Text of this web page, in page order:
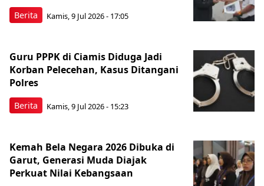
Berita Kamis, 9 Jul 2026 - 17:05
Berita
Guru PPPK di Ciamis Diduga Jadi
Korban Pelecehan, Kasus Ditangani
Polres
Kamis, 9 Jul 2026 - 15:23
Kemah Bela Negara 2026 Dibuka di
Garut, Generasi Muda Diajak
Perkuat Nilai Kebangsaan